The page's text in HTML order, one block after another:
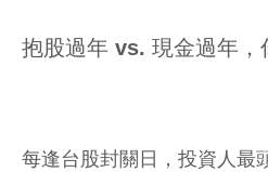
抱股過年 vs. 現金過年，
每逢台股封關日，投資人最